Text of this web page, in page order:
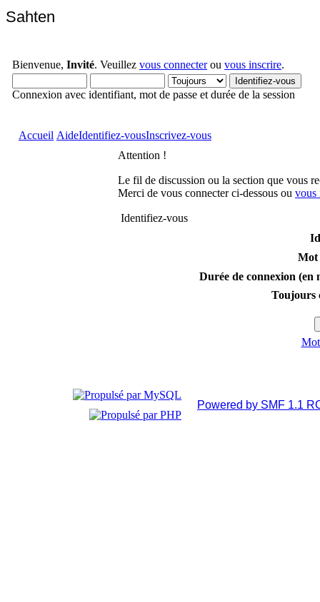
Sahten
Bienvenue, Invité. Veuillez vous connecterou vous inscrire.
Connexion avec identifiant, mot de passe et durée de la session
Accueil AideIdentifiez-vousInscrivez-vous
Attention !
Le fil de discussion ou la section que vous
Merci de vous connecter ci-dessous ou vous
Identifiez-vous
Mot
Durée de connexion (en
Toujours
Powered by SMF 1.1